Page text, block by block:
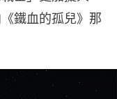
鐵血的孤兒》那